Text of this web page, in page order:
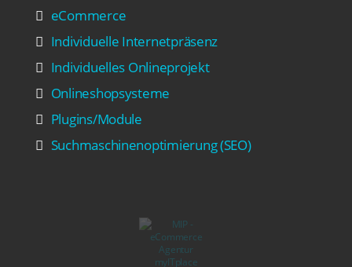
eCommerce
Individuelle Internetpräsenz
Individuelles Onlineprojekt
Onlineshopsysteme
Plugins/Module
Suchmaschinenoptimierung (SEO)